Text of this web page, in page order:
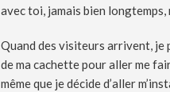
avec toi, jamais bien
Quand des visiteurs arrivent, je
de ma cachette pour aller me
même que je décide d’aller